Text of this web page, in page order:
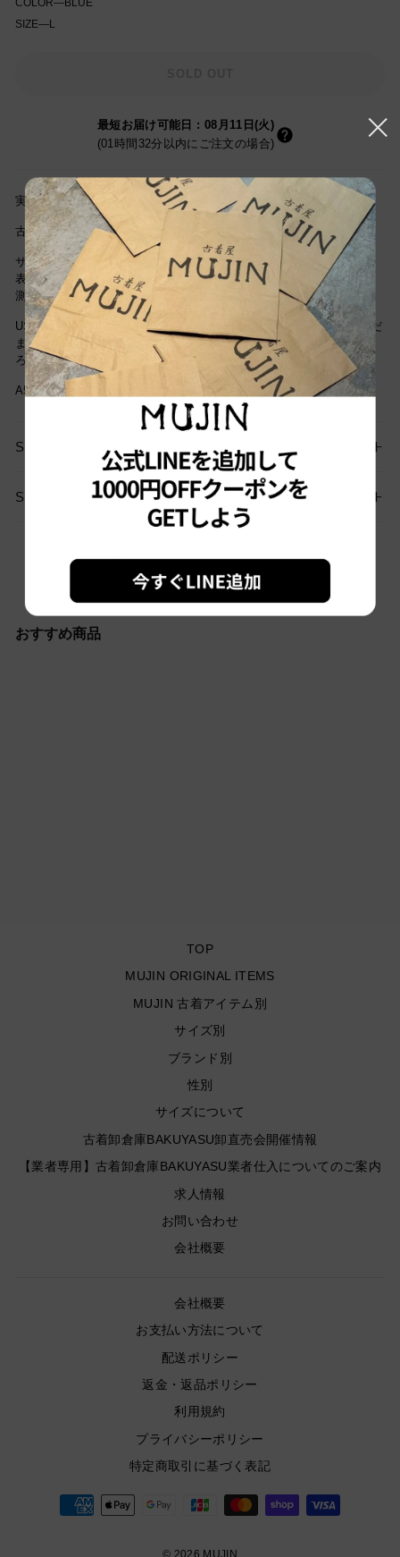
COLOR—BLUE
SIZE—L
最短お届け可能日 : 08月11日(火)
(01時間32分以内にご注文の場合)
実寸サイズ(cm) 着丈65cm/身幅58cm/肩幅43cm
古着屋MUJINの古着通販をご利用頂き誠にありがとうございます。
サイズは当社独自基準による参考サイズです。
表記サイズは商品に記載されているサイズです。
測定値の若干の誤差はご了承ください。
USEDですので新品とは違い古着特有の使用感はございますが、まだ
まだご愛用していただけます。古着という事をご理解の上ご注文よ
ろしくお願いします
A538
SIZE GUIDE
SHIPPING
おすすめ商品
TOP
MUJIN ORIGINAL ITEMS
MUJIN 古着アイテム別
サイズ別
ブランド別
性別
サイズについて
古着卸倉庫BAKUYASU卸直売会開催情報
【業者専用】古着卸倉庫BAKUYASU業者仕入についてのご案内
求人情報
お問い合わせ
会社概要
会社概要
お支払い方法について
配送ポリシー
返金・返品ポリシー
利用規約
プライバシーポリシー
特定商取引に基づく表記